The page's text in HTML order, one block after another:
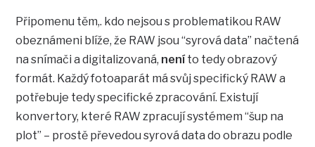
Připomenu těm,. kdo nejsou s problematikou RAW
obeznámeni blíže, že RAW jsou “syrová data” načtená
na snímači a digitalizovaná, neníto tedy obrazový
formát. Každý fotoaparát má svůj specifický RAW a
potřebuje tedy specifické zpracování. Existují
konvertory, které RAW zpracují systémem “šup na
plot” – prostě převedou syrová data do obrazu podle